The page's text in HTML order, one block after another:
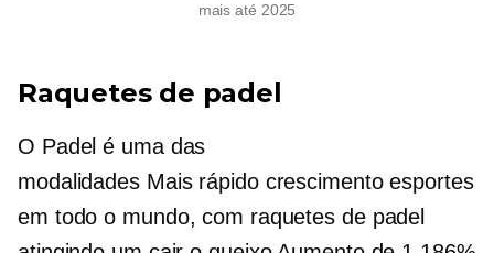
mais até 2025
Raquetes de padel
O Padel é uma das
modalidades Mais rápido crescimentoesportes
em todo o mundo, com raquetes de padel